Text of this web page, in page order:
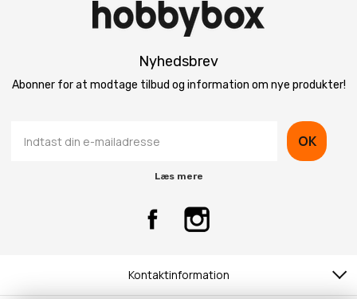
Nyhedsbrev
Abonner for at modtage tilbud og information om nye produkter!
OK
Læs mere
Kontaktinformation